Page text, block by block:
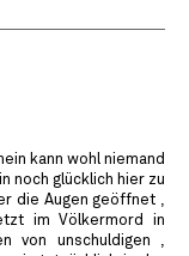
kann wohl niemand
noch glücklich hier zu
die Augen geöffnet ,
im Völkermord in
von unschuldigen ,